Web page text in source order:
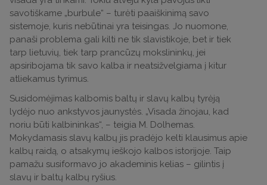
savotiškame „burbule“ – turėti paaiškinimą savo
sistemoje, kuris nebūtinai yra teisingas. Jo nuomone,
panaši problema gali kilti ne tik slavistikoje, bet ir tiek
tarp lietuvių, tiek tarp prancūzų mokslininkų, jei
apsiribojama tik savo kalba ir neatsižvelgiama į kitur
atliekamus tyrimus.
Susidomėjimas kalbomis baltų ir slavų kalbų tyrėją
lydėjo nuo ankstyvos jaunystės. „Visada žinojau, kad
noriu būti kalbininkas“, – teigia M. Dolhemas.
Mokydamasis slavų kalbų jis pradėjo kelti klausimus apie
kalbų raidą, o atsakymų ieškojo kalbos istorijoje. Taip
pamažu susiformavo jo akademinis kelias – gilintis į
slavų ir baltų kalbų ryšius.